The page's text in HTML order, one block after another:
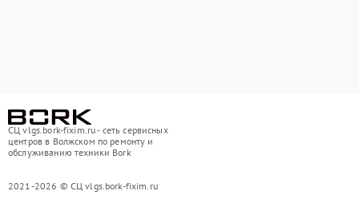
СЦ vlgs.bork-fixim.ru - сеть сервисных
центров в Волжском по ремонту и
обслуживанию техники Bork
2021-2026 © СЦ vlgs.bork-fixim.ru